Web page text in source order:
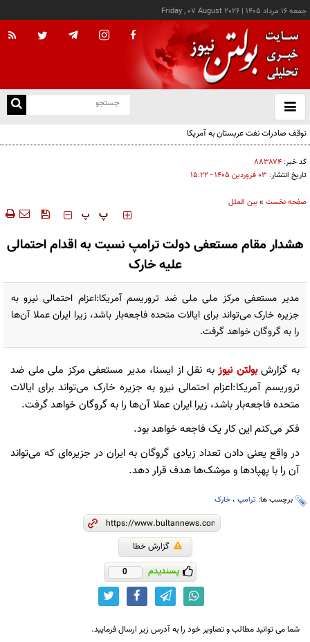
جمعه ۱۶ مرداد ۱۴۰۵ |
Friday , 07 August 2026
باز
و
توقف صادرات نفت عربستان به آمریکا
کد خبر: ۸۸۳۸۷۴
تاریخ انتشار: ۰۳ فروردين ۱۴۰۵ - ۱۵:۲۲
صفحه نخست »بین الملل
‍‍‍ پ پ
هشدار مقام مستعفی دولت ترامپ نسبت به اقدام احتمالی
علیه خارک
مدیر مستعفی مرکز ملی ملی ضد تروریسم آمریکا:اعزام احتمالی نیرو به
جزیره خارک می‌تواند برای ایالات متحده فاجعه‌بار باشد، زیرا ایران عملا آن‌ها
را به گروگان خواهد گرفت.
به گزارشبولتن نیوزبه نقل از ایسنا، مدیر مستعفی مرکز ملی ملی ضد
تروریسم آمریکا:اعزام احتمالی نیرو به جزیره خارک می‌تواند برای ایالات
متحده فاجعه‌بار باشد، زیرا ایران عملا آن‌ها را به گروگان خواهد گرفت.
فکر می‌کنم این کار یک فاجعه خواهد بود.
در واقع یعنی دادن تعداد زیادی گروگان به ایران در جزیره‌ای که می‌تواند
آن را با پهپادها و موشک‌ها هدف قرار دهد.
برچسب ها: ترامپ ، خارک
گزارش خطا
پسندیدم 0
شما می توانید مطالب و تصاویر خود را به آدرس زیر ارسال فرمایید.